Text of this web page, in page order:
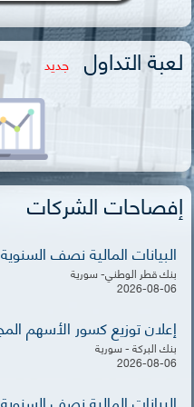
لعبة التداول جديد
إفصاحات الشركات
البيانات المالية نصف السنوية
بنك قطر الوطني- سورية
2026-08-06
إعلان توزيع كسور الأسهم
بنك البركة - سورية
2026-08-06